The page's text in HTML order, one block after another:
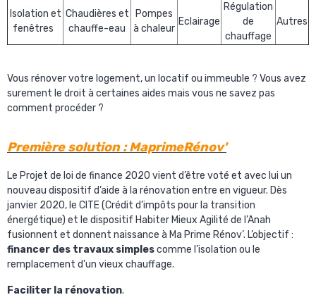
Isolation et
fenêtres
Chaudières et
chauffe-eau
Pompes
à chaleur
Eclairage
Régulation
de
chauffage
Autres
Vous rénover votre logement, un locatif ou immeuble ? Vous avez
surement le droit à certaines aides mais vous ne savez pas
comment procéder ?
Première solution : MaprimeRénov'
Le Projet de loi de finance 2020 vient d’être voté et avec lui un
nouveau dispositif d’aide à la rénovation entre en vigueur. Dès
janvier 2020, le CITE (Crédit d’impôts pour la transition
énergétique) et le dispositif Habiter Mieux Agilité de l’Anah
fusionnent et donnent naissance à Ma Prime Rénov’. L’objectif :
financer des travaux simplescomme l’isolation ou le
remplacement d’un vieux chauffage.
Faciliter la rénovation.